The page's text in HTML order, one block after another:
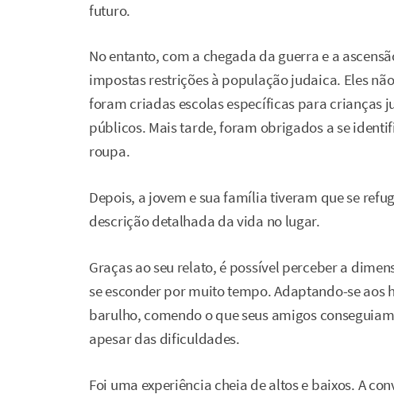
futuro.
No entanto, com a chegada da guerra e a
impostas restrições à população judaica. Eles
foram criadas escolas específicas para crianças
públicos. Mais tarde, foram obrigados a se
roupa.
Depois, a jovem e sua família tiveram que se
descrição detalhada da vida no lugar.
Graças ao seu relato, é possível perceber a
se esconder por muito tempo. Adaptando-se aos
barulho, comendo o que seus amigos
apesar das dificuldades.
Foi uma experiência cheia de altos e baixos. A